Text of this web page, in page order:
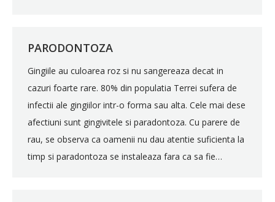
PARODONTOZA
Gingiile au culoarea roz si nu sangereaza decat in
cazuri foarte rare. 80% din populatia Terrei sufera de
infectii ale gingiilor intr-o forma sau alta. Cele mai dese
afectiuni sunt gingivitele si paradontoza. Cu parere de
rau, se observa ca oamenii nu dau atentie suficienta la
timp si paradontoza se instaleaza fara ca sa fie…